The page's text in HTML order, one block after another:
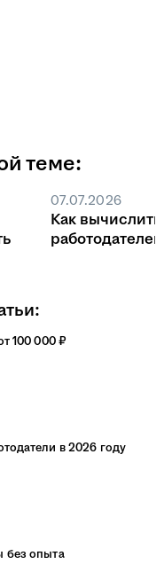
теме:
07.07.2026
Как вычислить
100 000 ₽
в 2026 году
без опыта